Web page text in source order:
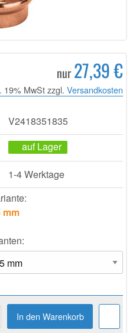
nur27,39 €
19% MwSt zzgl. Versandkosten
V2418351835
auf Lager
1-4 Werktage
mm
In den Warenkorb